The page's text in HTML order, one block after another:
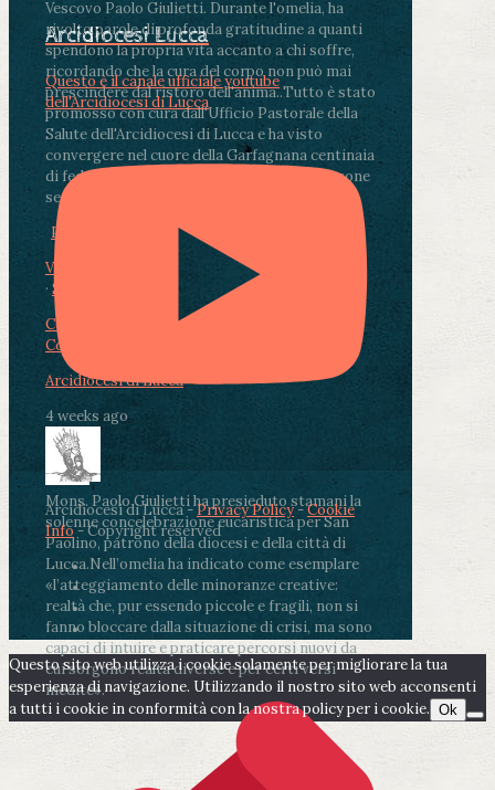
Vescovo Paolo Giulietti. Durante l'omelia, ha
rivolto parole di profonda gratitudine a quanti
spendono la propria vita accanto a chi soffre,
ricordando che la cura del corpo non può mai
prescindere dal ristoro dell'anima..Tutto è stato
promosso con cura dall'Ufficio Pastorale della
Salute dell'Arcidiocesi di Lucca e ha visto
convergere nel cuore della Garfagnana centinaia
di fedeli, operatori sanitari, volontari e persone
segnate dalla malattia.
Photo
View on Facebook
· Share
Condividi su Facebook
Condividi su LinkedIn
Arcidiocesi di Lucca
4 weeks ago
Mons. Paolo Giulietti ha presieduto stamani la
solenne concelebrazione eucaristica per San
Paolino, patrono della diocesi e della città di
Lucca.Nell’omelia ha indicato come esemplare
«l’atteggiamento delle minoranze creative:
realtà che, pur essendo piccole e fragili, non si
fanno bloccare dalla situazione di crisi, ma sono
capaci di intuire e praticare percorsi nuovi da
cui sorgono realtà diverse e per certi versi
inedite».
Arcidiocesi Lucca
Questo è il canale ufficiale youtube
dell'Arcidiocesi di Lucca
Arcidiocesi di Lucca -Privacy Policy-Cookie
Info- Copyright reserved
Questo sito web utilizza i cookie solamente per migliorare la tua
esperienza di navigazione. Utilizzando il nostro sito web acconsenti
a tutti i cookie in conformità con la nostra policy per i cookie. Ok